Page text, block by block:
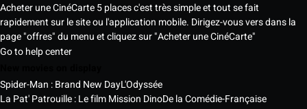
Acheter une CinéCarte 5 places c'est très simple et tout se fait
rapidement sur le site ou l'application mobile. Dirigez-vous vers dans la
page "offres" du menu et cliquez sur "Acheter une CinéCarte"
Go to help center
Spider-Man : Brand New DayL'Odyssée
La Pat' Patrouille : Le film Mission DinoDe la Comédie-Française